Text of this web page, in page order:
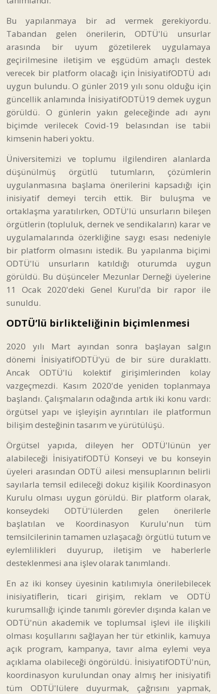
Bu yapılanmaya bir ad vermek gerekiyordu.
Tabandan gelen önerilerin, ODTÜ'lü unsurlar
arasında bir uyum gözetilerek uygulamaya
geçirilmesine iletişim ve eşgüdüm amaçlı destek
verecek bir platform olacağı için İnisiyatifODTÜ adı
uygun bulundu. O günler 2019 yılı sonu olduğu için
güncellik anlamında İnisiyatifODTÜ19 demek uygun
görüldü. O günlerin yakın geleceğinde adı aynı
biçimde verilecek Covid-19 belasından ise tabii
kimsenin haberi yoktu.
Üniversitemizi ve toplumu ilgilendiren alanlarda
düşünülmüş örgütlü tutumların, çözümlerin
uygulanmasına başlama önerilerini kapsadığı için
inisiyatif demeyi tercih ettik. Bir buluşma ve
ortaklaşma yaratılırken, ODTÜ'lü unsurların bileşen
örgütlerin (topluluk, dernek ve sendikaların) karar ve
uygulamalarında özerkliğine saygı esası nedeniyle
bir platform olmasını istedik. Bu yapılanma biçimi
ODTÜ'lü unsurların katıldığı oturumda uygun
görüldü. Bu düşünceler Mezunlar Derneği üyelerine
11 Ocak 2020'deki Genel Kurul'da bir rapor ile
sunuldu.
ODTÜ’lü birlikteliğinin biçimlenmesi
2020 yılı Mart ayından sonra başlayan salgın
dönemi İnisiyatifODTÜ'yü de bir süre duraklattı.
Ancak ODTÜ'lü kolektif girişimlerinden kolay
vazgeçmezdi. Kasım 2020'de yeniden toplanmaya
başlandı. Çalışmaların odağında artık iki konu vardı:
örgütsel yapı ve işleyişin ayrıntıları ile platformun
bilişim desteğinin tasarım ve yürütülüşü.
Örgütsel yapıda, dileyen her ODTÜ'lünün yer
alabileceği İnisiyatifODTÜ Konseyi ve bu konseyin
üyeleri arasından ODTÜ ailesi mensuplarının belirli
sayılarla temsil edileceği dokuz kişilik Koordinasyon
Kurulu olması uygun görüldü. Bir platform olarak,
konseydeki ODTÜ'lülerden gelen önerilerle
başlatılan ve Koordinasyon Kurulu'nun tüm
temsilcilerinin tamamen uzlaşacağı örgütlü tutum ve
eylemlilikleri duyurup, iletişim ve haberlerle
desteklenmesi ana işlev olarak tanımlandı.
En az iki konsey üyesinin katılımıyla önerilebilecek
inisiyatiflerin, ticari girişim, reklam ve ODTÜ
kurumsallığı içinde tanımlı görevler dışında kalan ve
ODTÜ'nün akademik ve toplumsal işlevi ile ilişkili
olması koşullarını sağlayan her tür etkinlik, kamuya
açık program, kampanya, tavır alma eylemi veya
açıklama olabileceği öngörüldü. İnisiyatifODTÜ'nün,
koordinasyon kurulundan onay almış her inisiyatifi
tüm ODTÜ'lülere duyurmak, çağrısını yapmak,